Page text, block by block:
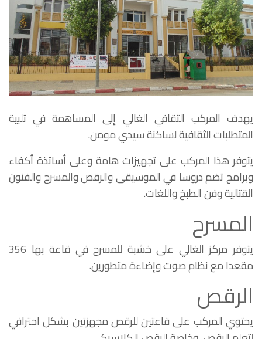
يهدف المركب الثقافي الغالي إلى المساهمة في تلبية
المتطلبات الثقافية لساكنة سيدي مومن.
يتوفر هذا المركب على تجهيزات هامة وعلى أساتذة أكفاء
وبرامج تضم دروسا في الموسيقى والرقص والمسرح والفنون
القتالية وفن الطبخ واللغات.
المسرح
يتوفر مركز الغالي على خشبة للمسرح في قاعة بها 356
مقعدا مع نظام صوت وإضاءة متطورين.
الرقص
يحتوي المركب على قاعتين للرقص مجهزتين بشكل احترافي